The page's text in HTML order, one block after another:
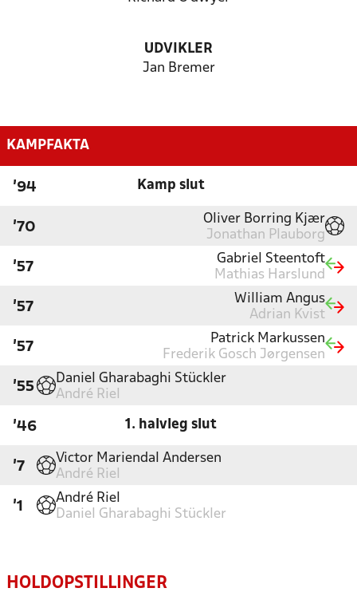
UDVIKLER
Jan Bremer
KAMPFAKTA
'94 Kamp slut
'70
Oliver Borring Kjær
Jonathan Plauborg
'57
Gabriel Steentoft
Mathias Harslund
'57
William Angus
Adrian Kvist
'57
Patrick Markussen
Frederik Gosch Jørgensen
'55
Daniel Gharabaghi Stückler
André Riel
'46 1. halvleg slut
'7
Victor Mariendal Andersen
André Riel
'1
André Riel
Daniel Gharabaghi Stückler
HOLDOPSTILLINGER